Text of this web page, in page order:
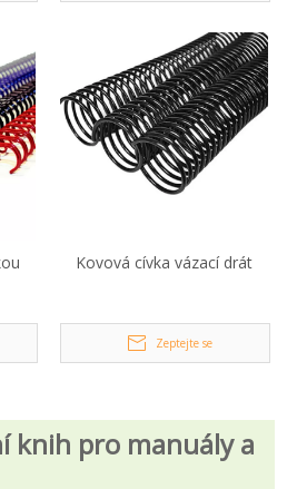
Kovová cívka vázací drát
Zeptejte se
knih pro manuály a